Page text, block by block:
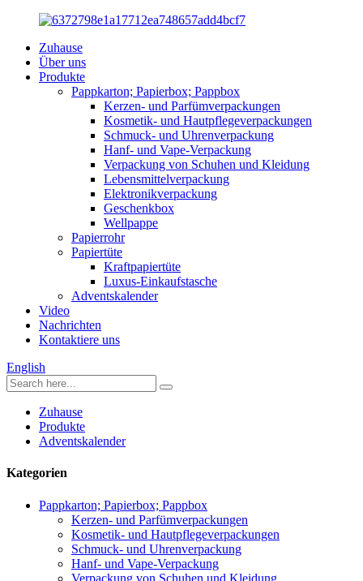
Zuhause
Über uns
Produkte
Pappkarton; Papierbox; Pappbox
Kerzen- und Parfümverpackungen
Kosmetik- und Hautpflegeverpackungen
Schmuck- und Uhrenverpackung
Hanf- und Vape-Verpackung
Verpackung von Schuhen und Kleidung
Lebensmittelverpackung
Elektronikverpackung
Geschenkbox
Wellpappe
Papierrohr
Papiertüte
Kraftpapiertüte
Luxus-Einkaufstasche
Adventskalender
Video
Nachrichten
Kontaktiere uns
English
Zuhause
Produkte
Adventskalender
Kategorien
Pappkarton; Papierbox; Pappbox
Kerzen- und Parfümverpackungen
Kosmetik- und Hautpflegeverpackungen
Schmuck- und Uhrenverpackung
Hanf- und Vape-Verpackung
Verpackung von Schuhen und Kleidung